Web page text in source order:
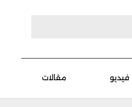
فيديو مقالات